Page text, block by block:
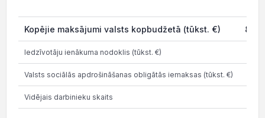
Kopējie maksājumi valsts kopbudžetā (tūkst. €)
Iedzīvotāju ienākuma nodoklis (tūkst. €)
Valsts sociālās apdrošināšanas obligātās iemaksas (tūkst. €)
Vidējais darbinieku skaits